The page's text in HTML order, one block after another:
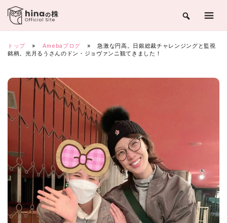
Skip
content
トップ » Amebaブログ »
急激な円高。日銀総裁チャレンジングと監視
銘柄。光月るうさんのドン・ジョヴァンニ観てきました！